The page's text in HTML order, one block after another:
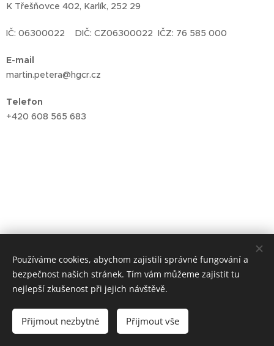
K Třešňovce 402, Karlík, 252 29
IČ: 06300022 DIČ: CZ06300022 IČZ: 76 585 000
E-mail
martin.petera@hgcr.cz
Telefon
+420 608 565 683
Vytvořeno službou Cookies
Používáme cookies, abychom zajistili správné fungování a
bezpečnost našich stránek. Tím vám můžeme zajistit tu
nejlepší zkušenost při jejich návštěvě.
Přijmout nezbytné Přijmout vše